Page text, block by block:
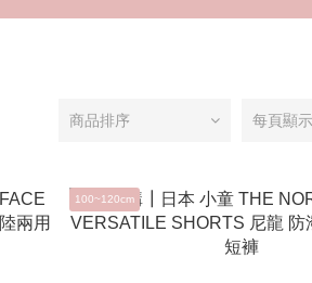
商品排序 每頁顯
100~120cm